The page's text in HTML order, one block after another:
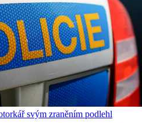
svým zraněním podlehl